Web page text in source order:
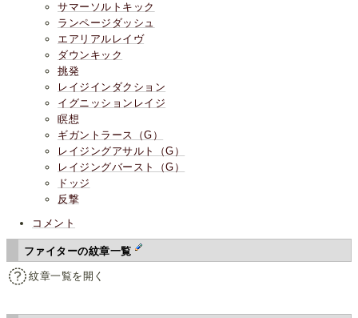
サマーソルトキック
ランページダッシュ
エアリアルレイヴ
ダウンキック
挑発
レイジインダクション
イグニッションレイジ
瞑想
ギガントラース（G）
レイジングアサルト（G）
レイジングバースト（G）
ドッジ
反撃
コメント
ファイターの紋章一覧
紋章一覧を開く